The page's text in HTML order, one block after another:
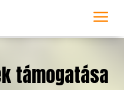
a
támogatása